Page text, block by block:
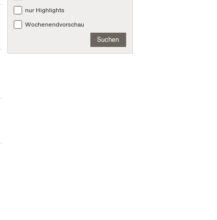
nur Highlights
Wochenendvorschau
Suchen